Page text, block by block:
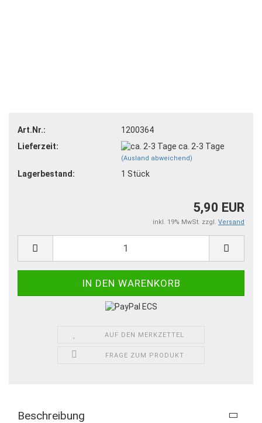
Art.Nr.:
1200364
Lieferzeit:
ca. 2-3 Tage
(Ausland abweichend)
Lagerbestand: 1 Stück
5,90 EUR
inkl. 19% MwSt. zzgl. Versand
AUF DEN MERKZETTEL
FRAGE ZUM PRODUKT
Beschreibung